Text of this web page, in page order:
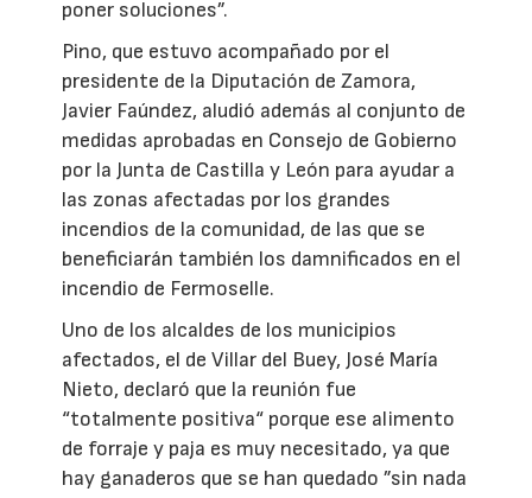
poner soluciones”.
Pino, que estuvo acompañado por el
presidente de la Diputación de Zamora,
Javier Faúndez, aludió además al conjunto de
medidas aprobadas en Consejo de Gobierno
por la Junta de Castilla y León para ayudar a
las zonas afectadas por los grandes
incendios de la comunidad, de las que se
beneficiarán también los damnificados en el
incendio de Fermoselle.
Uno de los alcaldes de los municipios
afectados, el de Villar del Buey, José María
Nieto, declaró que la reunión fue
“totalmente positiva“ porque ese alimento
de forraje y paja es muy necesitado, ya que
hay ganaderos que se han quedado ”sin nada